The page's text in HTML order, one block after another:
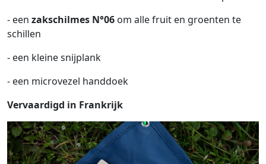
- een zakschilmes N°06 om alle fruit en groenten te
schillen
- een kleine snijplank
- een microvezel handdoek
Vervaardigd in Frankrijk